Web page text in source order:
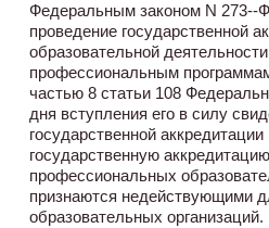
Федеральным законом N 273-­
проведение государственной
образовательной
профессиональным
частью 8 статьи 108
дня вступления его в силу
государственной
государственную
профессиональных
признаются недействующими
образовательных организаций.